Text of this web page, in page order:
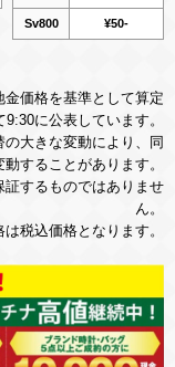
Sv800 ¥50-
価格を基準として算定
に公表しています。
大きな変動により、同
動することがあります。
するものではありませ
ん。
税込価格となります。